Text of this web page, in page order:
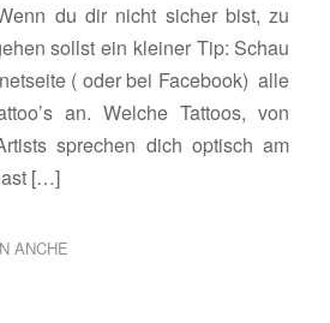
du dir nicht sicher bist, zu
sollst ein kleiner Tip: Schau
( oder bei Facebook) alle
an. Welche Tattoos, von
sprechen dich optisch am
[…]
ANCHE